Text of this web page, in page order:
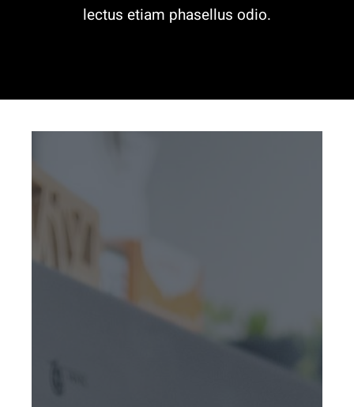
lectus etiam phasellus odio.